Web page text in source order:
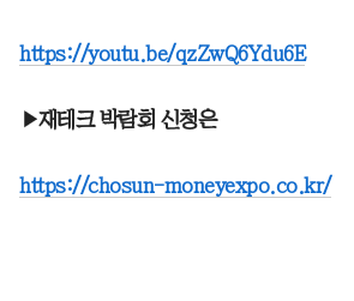
https://youtu.be/qzZwQ6Ydu6E
▶재테크 박람회 신청은
https://chosun-moneyexpo.co.kr/